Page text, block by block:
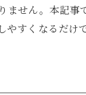
ません。本記
やすくなるだ